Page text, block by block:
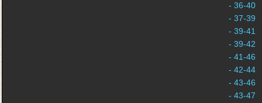
- 36-40
- 37-39
- 39-41
- 39-42
- 41-46
- 42-44
- 43-46
- 43-47